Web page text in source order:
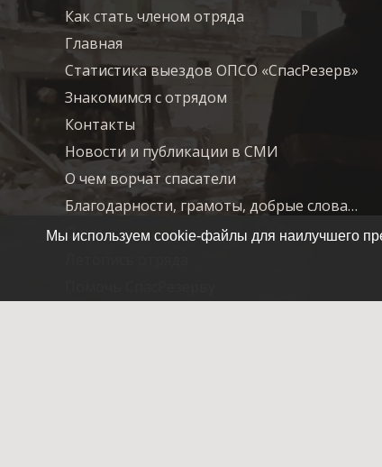
Как стать членом отряда
Главная
Статистика выездов ОПСО «СпасРезерв»
Знакомимся с отрядом
Контакты
Новости и публикации в СМИ
О чем ворчат спасатели
Благодарности, грамоты, добрые слова…
О нас
Мы используем cookie-файлы для наилучшего